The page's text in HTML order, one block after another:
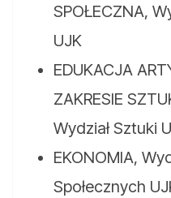
SPOŁECZNA,
UJK
EDUKACJA
ZAKRESIE
Wydział Sztuki
EKONOMIA,
Społecznych